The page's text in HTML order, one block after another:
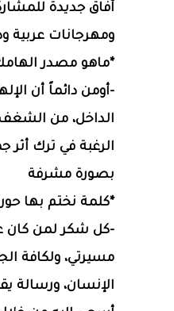
آفاق جديدة
ومهرجانات عربية
*ماهو مصدر
-أومن دائماً أن
الداخل، من الشغف
الرغبة في ترك
بصورة مشرفة
*كلمة نختم بها
-كل شكر لمن كان
مسيرتي، ولكافة
الإنسان، ورسالة